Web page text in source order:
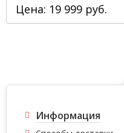
Цена: 19 999 руб.
Информация